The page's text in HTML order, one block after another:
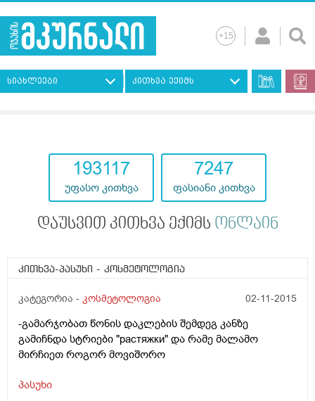
სიახლეები კითხვა ექიმს
193117
უფასო კითხვა
7247
ფასიანი კითხვა
დაუსვით კითხვა ექიმს ონლაინ
კითხვა-პასუხი - კოსმეტოლოგია
კატეგორია - კოსმეტოლოგია 02-11-2015
-გამარჯობათ წონის დაკლების შემდეგ კანზე
გამიჩნდა სტრიები "растяжки" და რამე მალამო
მირჩიეთ როგორ მოვიშორო
პასუხი